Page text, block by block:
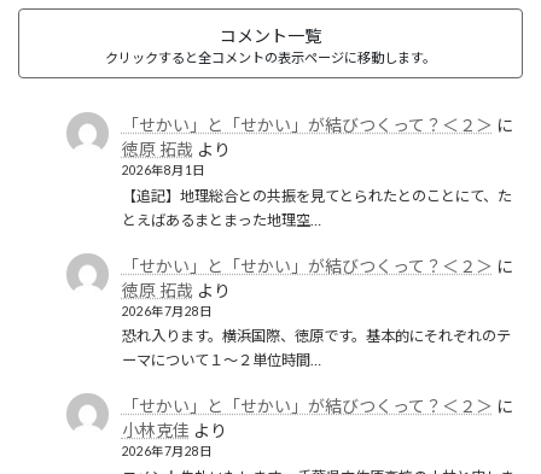
コメント一覧
クリックすると全コメントの表示ページに移動します。
「せかい」と「せかい」が結びつくって？＜２＞ に
徳原 拓哉 より
2026年8月1日
【追記】地理総合との共振を見てとられたとのことにて、た
とえばあるまとまった地理空…
「せかい」と「せかい」が結びつくって？＜２＞ に
徳原 拓哉 より
2026年7月28日
恐れ入ります。横浜国際、徳原です。基本的にそれぞれのテ
ーマについて１〜２単位時間…
「せかい」と「せかい」が結びつくって？＜２＞ に
小林克佳 より
2026年7月28日